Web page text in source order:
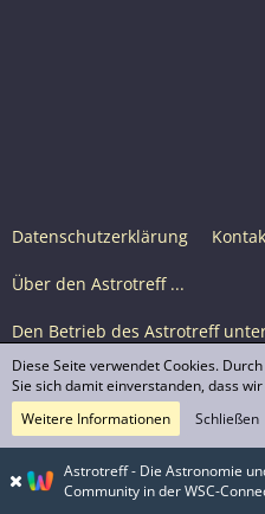
Datenschutzerklärung
Über den Astrotreff ...
Den Betrieb des Astrotreff
Nutzungsbedingungen
© Astrotreff
sofern für einzelne
Astrotreff - Die Astronomie
Community in der WSC-
Diese Seite verwendet Cookies.
Sie sich damit einverstanden, dass
Weitere Informationen
Schließen